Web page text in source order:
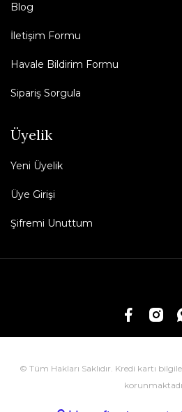
Blog
İletişim Formu
Havale Bildirim Formu
Sipariş Sorgula
Üyelik
Yeni Üyelik
Üye Girişi
Şifremi Unuttum
© Tüm Hakları Saklıdır. Kredi kartı